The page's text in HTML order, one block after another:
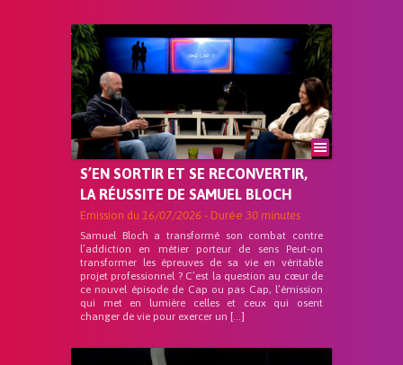
S’EN SORTIR ET SE RECONVERTIR,
LA RÉUSSITE DE SAMUEL BLOCH
Emission du 16/07/2026 - Durée 30 minutes
Samuel Bloch a transformé son combat contre
l’addiction en métier porteur de sens Peut-on
transformer les épreuves de sa vie en véritable
projet professionnel ? C’est la question au cœur de
ce nouvel épisode de Cap ou pas Cap, l’émission
qui met en lumière celles et ceux qui osent
changer de vie pour exercer un […]